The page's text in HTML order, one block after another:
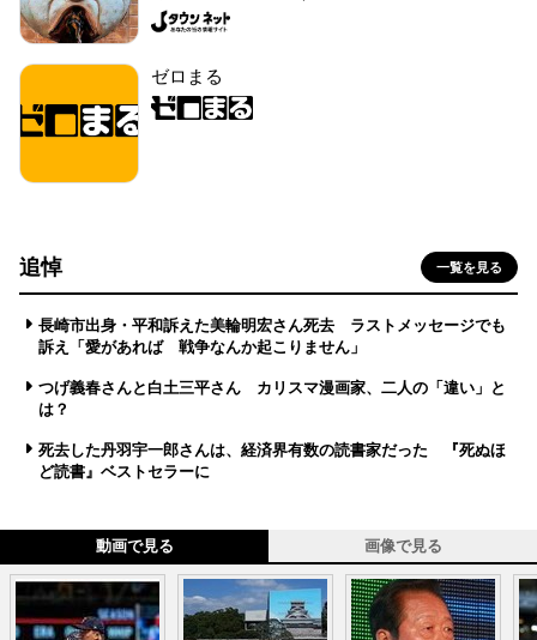
ゼロまる
追悼 一覧を見る
長崎市出身・平和訴えた美輪明宏さん死去 ラストメッセージでも
訴え「愛があれば 戦争なんか起こりません」
つげ義春さんと白土三平さん カリスマ漫画家、二人の「違い」と
は？
死去した丹羽宇一郎さんは、経済界有数の読書家だった 『死ぬほ
ど読書』ベストセラーに
動画で見る 画像で見る